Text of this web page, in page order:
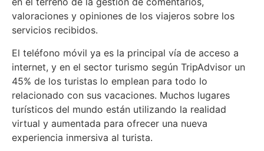
valoraciones y opiniones de los viajeros sobre los
servicios recibidos.
El teléfono móvil ya es la principal vía de acceso a
internet, y en el sector turismo según TripAdvisor un
45% de los turistas lo emplean para todo lo
relacionado con sus vacaciones. Muchos lugares
turísticos del mundo están utilizando la realidad
virtual y aumentada para ofrecer una nueva
experiencia inmersiva al turista.